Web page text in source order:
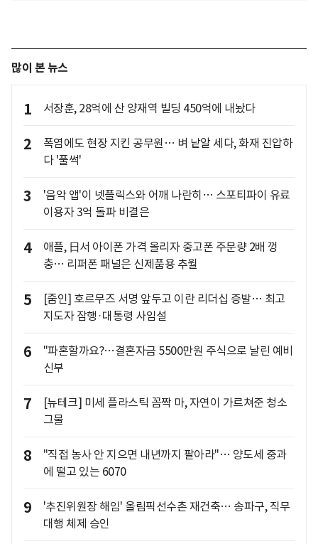
많이 본 뉴스
1 서장훈, 28억에 산 양재역 빌딩 450억에 내놨다
2
폭염에도 현장 지킨 공무원… 벼 낱알 세다, 화재 진압하
다 '풀썩'
3
'음악 앱'이 넷플릭스와 어깨 나란히… 스포티파이 유료
이용자 3억 돌파 비결은
4
애플, 日서 아이폰 가격 올리자 중고폰 주문량 2배 껑
충… 리퍼폰 패널은 신제품용 추월
5
[줌인] 호르무즈 서명 앞두고 이란 리더십 증발… 최고
지도자 잠행·대통령 사임설
6
"파혼할까요?…결혼자금 5500만원 주식으로 날린 예비
신부
7
[뉴테크] 미세 플라스틱 꼼짝 마, 자연이 가르쳐준 청소
그물
8
"직접 농사 안 지으면 내년까지 팔아라"… 양도세 중과
에 떨고 있는 6070
9
'추진위원장 해임' 올림픽선수촌 재건축… 송파구, 직무
대행 체제 승인